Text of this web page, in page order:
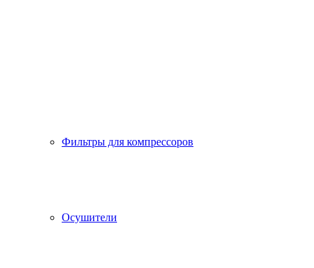
Фильтры для компрессоров
Осушители